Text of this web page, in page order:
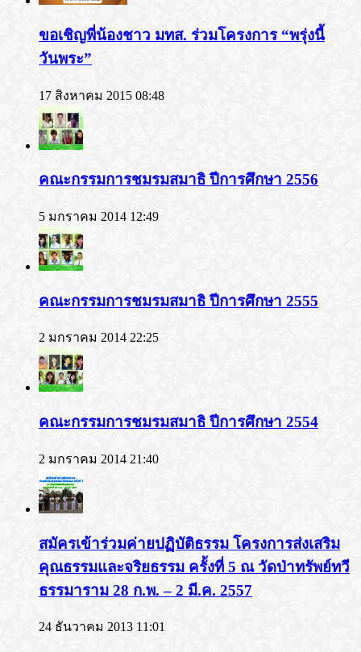
ขอเชิญพี่น้องชาว มทส. ร่วมโครงการ “พรุ่งนี้
วันพระ”
17 สิงหาคม 2015 08:48
คณะกรรมการชมรมสมาธิ ปีการศึกษา 2556
5 มกราคม 2014 12:49
คณะกรรมการชมรมสมาธิ ปีการศึกษา 2555
2 มกราคม 2014 22:25
คณะกรรมการชมรมสมาธิ ปีการศึกษา 2554
2 มกราคม 2014 21:40
สมัครเข้าร่วมค่ายปฏิบัติธรรม โครงการส่งเสริม
คุณธรรมและจริยธรรม ครั้งที่ 5 ณ วัดป่าทรัพย์ทวี
ธรรมาราม 28 ก.พ. – 2 มี.ค. 2557
24 ธันวาคม 2013 11:01